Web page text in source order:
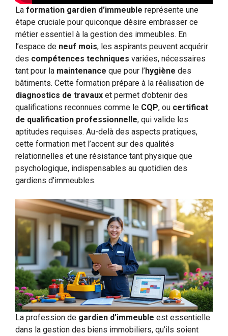
La formation gardien d’immeuble représente une
étape cruciale pour quiconque désire embrasser ce
métier essentiel à la gestion des immeubles. En
l’espace de neuf mois, les aspirants peuvent acquérir
des compétences techniques variées, nécessaires
tant pour la maintenance que pour l’hygiène des
bâtiments. Cette formation prépare à la réalisation de
diagnostics de travaux et permet d’obtenir des
qualifications reconnues comme le CQP, ou certificat
de qualification professionnelle, qui valide les
aptitudes requises. Au-delà des aspects pratiques,
cette formation met l’accent sur des qualités
relationnelles et une résistance tant physique que
psychologique, indispensables au quotidien des
gardiens d’immeubles.
La profession de gardien d’immeuble est essentielle
dans la gestion des biens immobiliers, qu’ils soient